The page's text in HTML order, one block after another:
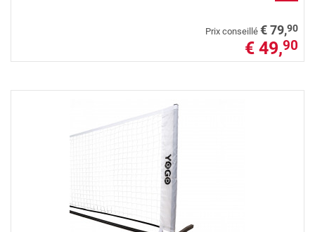
Prix conseillé € 79,90
€ 49,90